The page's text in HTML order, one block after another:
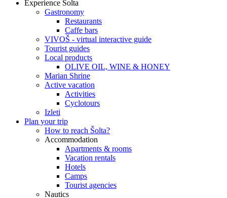
Experience Šolta
Gastronomy
Restaurants
Caffe bars
VIVOŠ - virtual interactive guide
Tourist guides
Local products
OLIVE OIL, WINE & HONEY
Marian Shrine
Active vacation
Activities
Cyclotours
Izleti
Plan your trip
How to reach Šolta?
Accommodation
Apartments & rooms
Vacation rentals
Hotels
Camps
Tourist agencies
Nautics